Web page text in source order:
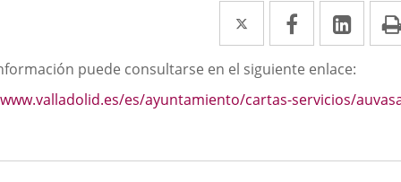
Twitter
Enlace
a
una
aplicación
Facebook
Enlace
a
una
aplicación
a
una
puede consultarse en el siguiente enlace:
www.valladolid.es/es/ayuntamiento/cartas-servicios/